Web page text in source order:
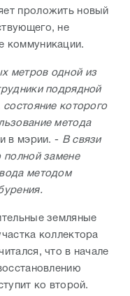
проложить новый
не
коммуникации.
метров одной из
подрядной
которого
метода
в мэрии. - В связи
полной замене
методом
земляные
коллектора
что в начале
ко второй.